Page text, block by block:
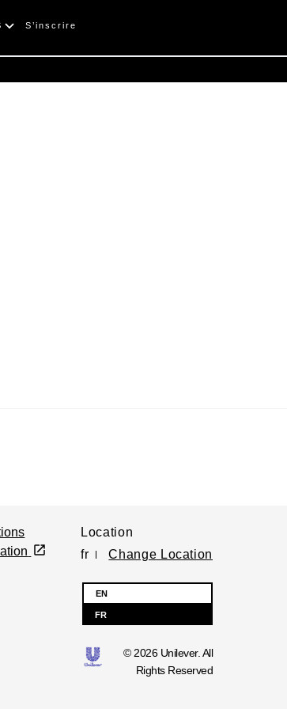
S’inscrire
Location
fr
Change Location
EN
FR
© 2026 Unilever. All
Rights Reserved